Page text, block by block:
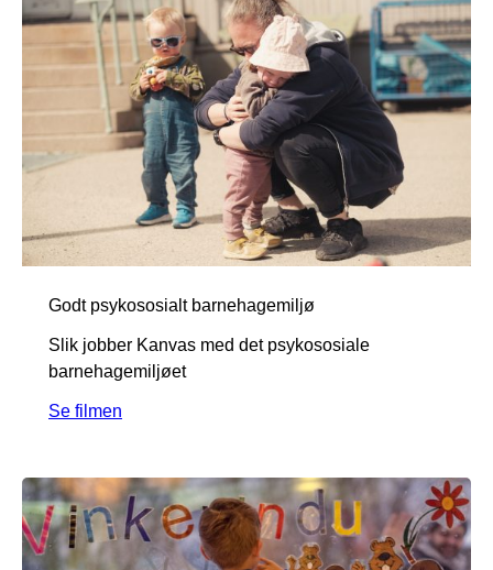
Godt psykososialt barnehagemiljø
Slik jobber Kanvas med det psykososiale
barnehagemiljøet
Se filmen